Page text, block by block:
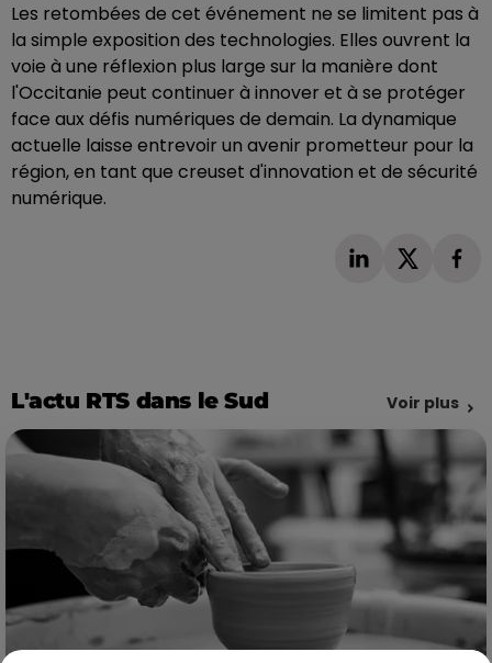
Les retombées de cet événement ne se limitent pas à
la simple exposition des technologies. Elles ouvrent la
voie à une réflexion plus large sur la manière dont
l'Occitanie peut continuer à innover et à se protéger
face aux défis numériques de demain. La dynamique
actuelle laisse entrevoir un avenir prometteur pour la
région, en tant que creuset d'innovation et de sécurité
numérique.
L'actu RTS dans le Sud Voir plus